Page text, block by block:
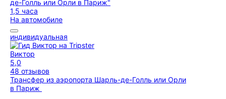
1,5 часа
На автомобиле
индивидуальная
Виктор
5,0
48 отзывов
Трансфер из аэропорта Шарль-де-Голль или Орли
в Париж